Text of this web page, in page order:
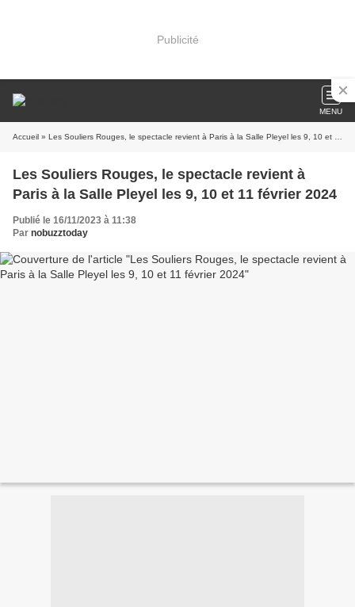
Publicité
MENU
Accueil » Les Souliers Rouges, le spectacle revient à Paris à la Salle Pleyel les 9, 10 et 11 février 2024
Les Souliers Rouges, le spectacle revient à
Paris à la Salle Pleyel les 9, 10 et 11 février 2024
Publié le 16/11/2023 à 11:38
Par nobuzztoday